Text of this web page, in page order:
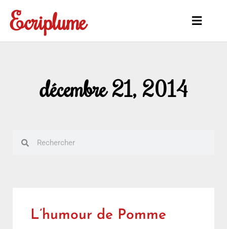
contenu
Ecriplume
Main
décembre 21, 2014
L’humour de Pomme